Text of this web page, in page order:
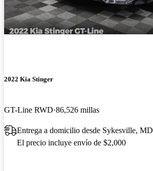
2022 Kia Stinger
GT-Line RWD 86,526 millas
Entrega a domicilio desde Sykesville, MD
El precio incluye envío de $2,000